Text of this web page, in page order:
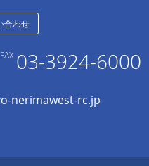
合わせ
FAX 03-3924-6000
nerimawest-rc.jp